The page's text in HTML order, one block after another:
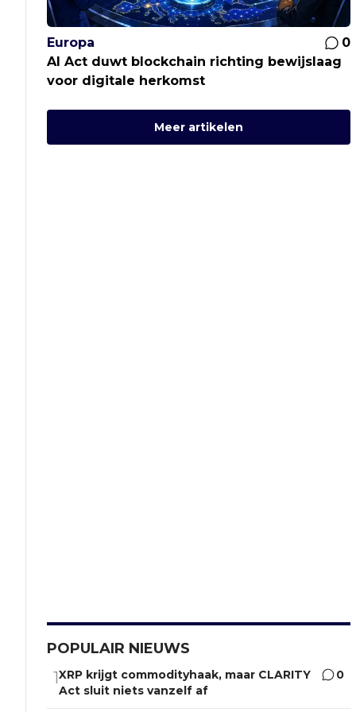
Europa
0
AI Act duwt blockchain richting bewijslaag
voor digitale herkomst
Meer artikelen
POPULAIR NIEUWS
1XRP krijgt commodityhaak, maar CLARITY
Act sluit niets vanzelf af
0